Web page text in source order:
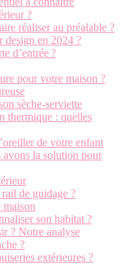
?
réaliser au préalable ?
design en 2024 ?
d’entrée ?
pour votre maison ?
sèche-serviette
thermique : quelles
de votre enfant
avons la solution pour
de guidage ?
son habitat ?
? Notre analyse
?
extérieures ?